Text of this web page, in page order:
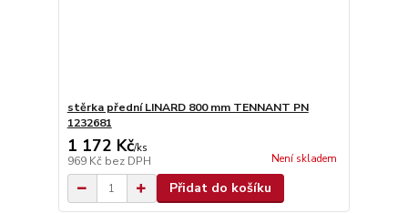
stěrka přední LINARD 800 mm TENNANT PN
1232681
1 172 Kč/ks
969 Kč bez DPH Není skladem
Přidat do košíku